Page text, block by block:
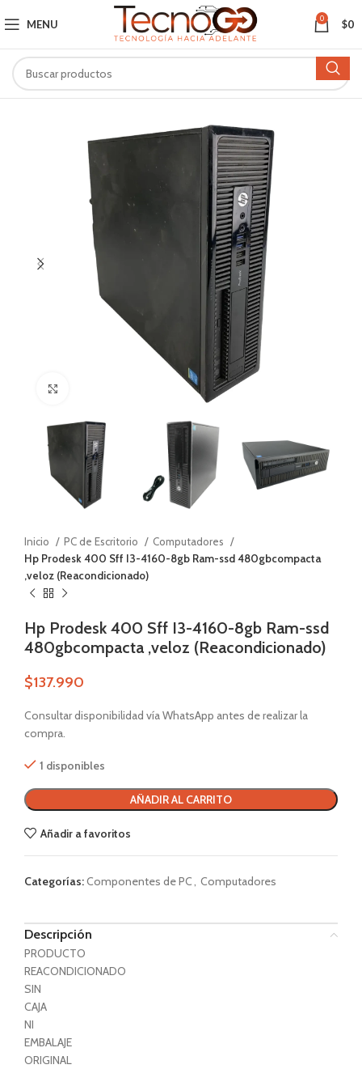
MENU 0 $0
Inicio PC de Escritorio
Computadores
Hp Prodesk 400 Sff I3-4160-8gb Ram-ssd 480gbcompacta
,veloz (Reacondicionado)
Hp Prodesk 400 Sff I3-4160-8gb Ram-ssd
480gbcompacta ,veloz (Reacondicionado)
$137.990
Consultar disponibilidad vía WhatsApp antes de realizar la
compra.
1 disponibles
AÑADIR AL CARRITO
Añadir a favoritos
Categorías:Componentes de PC, Computadores
Descripción
PRODUCTO
REACONDICIONADO
SIN
CAJA
NI
EMBALAJE
ORIGINAL